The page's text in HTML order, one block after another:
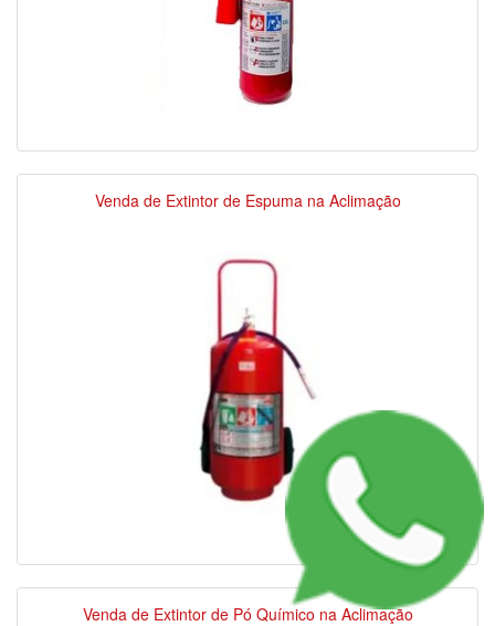
Venda de Extintor de Espuma na Aclimação
Venda de Extintor de Pó Químico na Aclimação